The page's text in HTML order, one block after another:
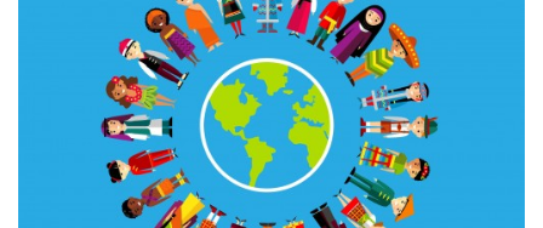
«Ho già avuto l’immensa gioia di affermare che
il Maestro Divino è una Scuola Vivente di